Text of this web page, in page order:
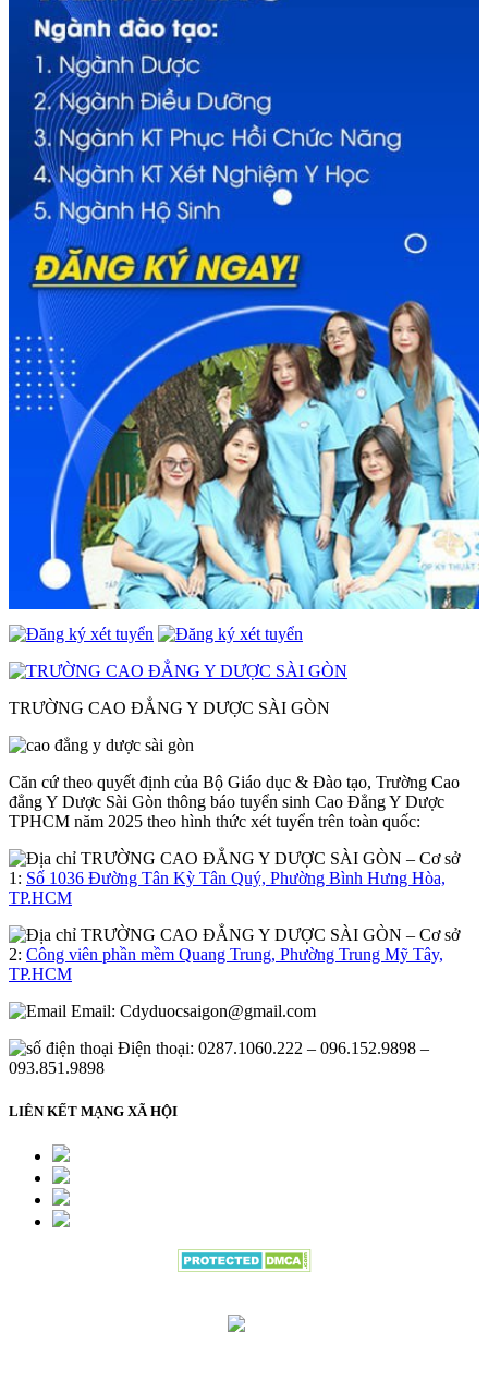
TRƯỜNG CAO ĐẲNG Y DƯỢC SÀI GÒN
Căn cứ theo quyết định của Bộ Giáo dục & Đào tạo, Trường Cao
đẳng Y Dược Sài Gòn thông báo tuyển sinh Cao Đẳng Y Dược
TPHCM năm 2025 theo hình thức xét tuyển trên toàn quốc:
– Cơ sở
1: Số 1036 Đường Tân Kỳ Tân Quý, Phường Bình Hưng Hòa,
TP.HCM
– Cơ sở
2: Công viên phần mềm Quang Trung, Phường Trung Mỹ Tây,
TP.HCM
Email: Cdyduocsaigon@gmail.com
Điện thoại: 0287.1060.222 – 096.152.9898 –
093.851.9898
LIÊN KẾT MẠNG XÃ HỘI